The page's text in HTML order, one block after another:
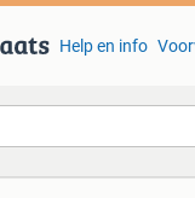
Help en info